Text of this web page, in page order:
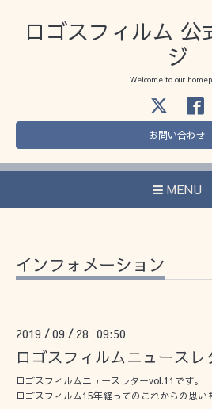
ロゴスフィルム 公
ジ
Welcome to our
お問い合わせ
MENU
インフォメーション
2019 /09 / 28 09:50
ロゴスフィルムニュースレ
ロゴスフィルムニュースレターvol.11です。
ロゴスフィルム15年経ってのこれからの思い